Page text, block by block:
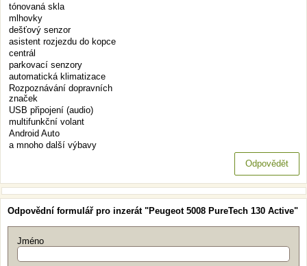
tónovaná skla
mlhovky
dešťový senzor
asistent rozjezdu do kopce
centrál
parkovací senzory
automatická klimatizace
Rozpoznávání dopravních
značek
USB připojení (audio)
multifunkční volant
Android Auto
a mnoho další výbavy
Odpovědět
Odpovědní formulář pro inzerát "Peugeot 5008 PureTech 130 Active"
Jméno